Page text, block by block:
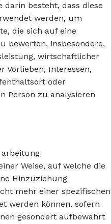
darin besteht, dass diese
werden, um
die sich auf eine
bewerten, insbesondere,
wirtschaftlicher
Vorlieben, Interessen,
oder
Person zu analysieren
Weise, auf welche die
Hinzuziehung
mehr einer spezifischen
werden können, sofern
gesondert aufbewahrt